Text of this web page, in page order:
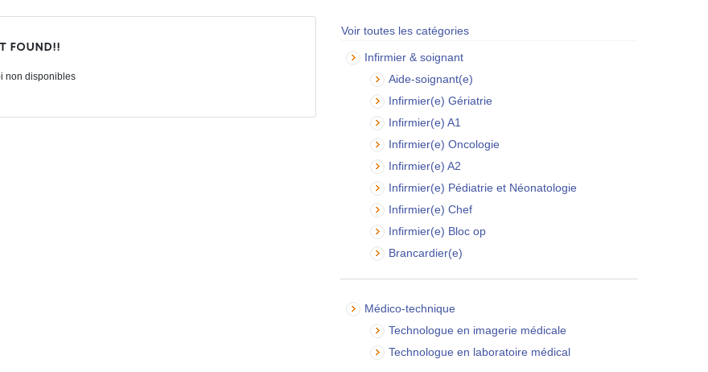
Voir toutes les catégories
Infirmier & soignant
Aide-soignant(e)
Infirmier(e) Gériatrie
Infirmier(e) A1
Infirmier(e) Oncologie
Infirmier(e) A2
Infirmier(e) Pédiatrie et Néonatologie
Infirmier(e) Chef
Infirmier(e) Bloc op
Brancardier(e)
Médico-technique
Technologue en imagerie médicale
Technologue en laboratoire médical
found!!
non disponibles